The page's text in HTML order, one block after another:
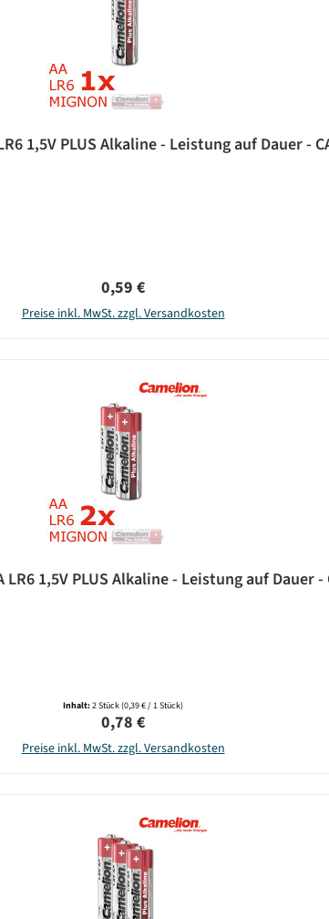
1,5V PLUS Alkaline - Leistung auf Dauer -
Regulärer Preis:
0,59 €
Preise inkl. MwSt. zzgl. Versandkosten
1,5V PLUS Alkaline - Leistung auf Dauer -
Inhalt:2 Stück(0,39 € / 1 Stück)
Regulärer Preis:
0,78 €
Preise inkl. MwSt. zzgl. Versandkosten